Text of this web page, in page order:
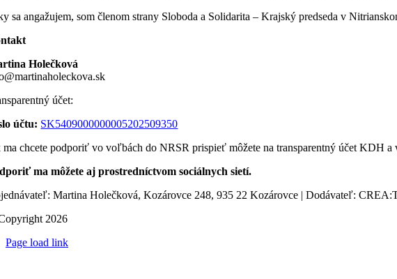
sa angažujem, som členom strany Sloboda a Solidarita – Krajský predseda v
Holečková
účet:
účtu: SK5409000000005202509350
chcete podporiť vo voľbách do NRSR prispieť môžete na transparentný účet KDH
ma môžete aj prostredníctvom sociálnych sietí.
Martina Holečková, Kozárovce 248, 935 22 Kozárovce | Dodávateľ:
2026
Page load link